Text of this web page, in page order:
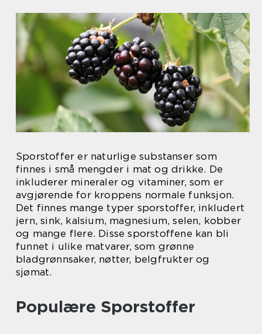
Sporstoffer er naturlige substanser som
finnes i små mengder i mat og drikke. De
inkluderer mineraler og vitaminer, som er
avgjørende for kroppens normale funksjon.
Det finnes mange typer sporstoffer, inkludert
jern, sink, kalsium, magnesium, selen, kobber
og mange flere. Disse sporstoffene kan bli
funnet i ulike matvarer, som grønne
bladgrønnsaker, nøtter, belgfrukter og
sjømat.
Populære Sporstoffer